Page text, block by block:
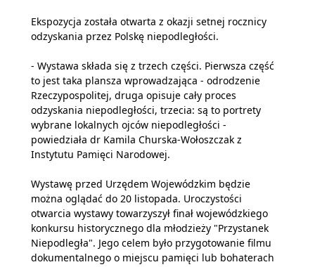
Ekspozycja została otwarta z okazji setnej rocznicy
odzyskania przez Polskę niepodległości.
- Wystawa składa się z trzech części. Pierwsza część
to jest taka plansza wprowadzająca - odrodzenie
Rzeczypospolitej, druga opisuje cały proces
odzyskania niepodległości, trzecia: są to portrety
wybrane lokalnych ojców niepodległości -
powiedziała dr Kamila Churska-Wołoszczak z
Instytutu Pamięci Narodowej.
Wystawę przed Urzędem Wojewódzkim będzie
można oglądać do 20 listopada. Uroczystości
otwarcia wystawy towarzyszył finał wojewódzkiego
konkursu historycznego dla młodzieży "Przystanek
Niepodległa". Jego celem było przygotowanie filmu
dokumentalnego o miejscu pamięci lub bohaterach